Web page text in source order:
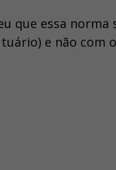
que essa
e não com